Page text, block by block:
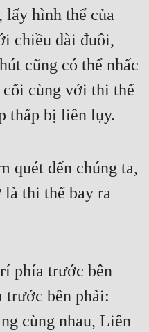
lấy hình thể của
chiều dài đuôi,
cũng có thể nhấc
cùng với thi thể
thấp bị liên lụy.
quét đến chúng ta,
là thi thể bay ra
phía trước bên
trước bên phải:
cùng nhau, Liên